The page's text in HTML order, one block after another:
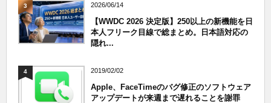
3 2026/06/14
【WWDC 2026 決定版】250以上の新機能を日
本人フリーク目線で総まとめ。日本語対応の
隠れ...
4 2019/02/02
Apple、FaceTimeのバグ修正のソフトウェア
アップデートが来週まで遅れることを謝罪